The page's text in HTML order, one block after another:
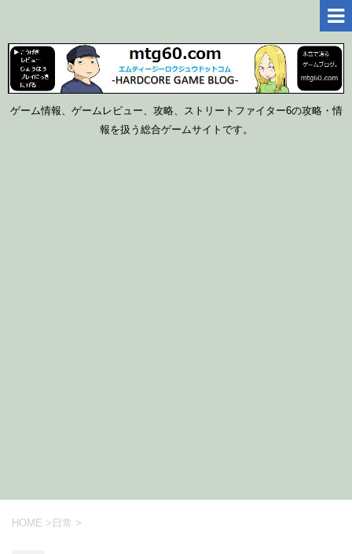
ゲーム情報、ゲームレビュー、攻略、ストリートファイター6の攻略・情
報を扱う総合ゲームサイトです。
HOME > 日常 >